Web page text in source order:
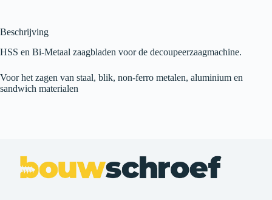
Beschrijving
HSS en Bi-Metaal zaagbladen voor de decoupeerzaagmachine.
Voor het zagen van staal, blik, non-ferro metalen, aluminium en
sandwich materialen